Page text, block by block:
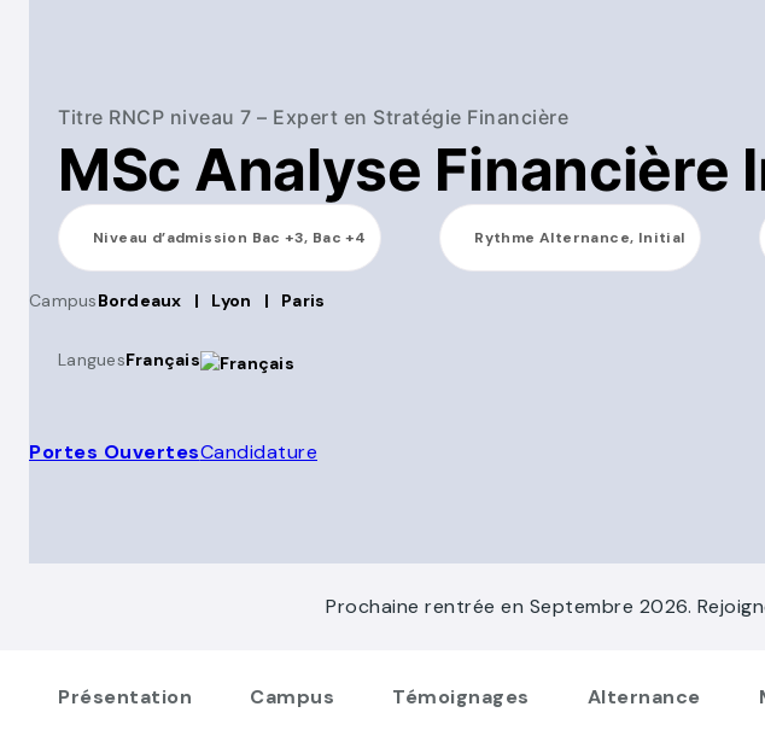
Titre RNCP niveau 7 – Expert en Stratégie Financière
MSc Analyse Financière
Niveau d’admission Bac +3, Bac +4 Rythme Alternance, Initial
CampusBordeaux | Lyon | Paris
LanguesFrançais
Portes OuvertesCandidature
Prochaine rentrée en Septembre 2026.
Présentation Campus Témoignages Alternance